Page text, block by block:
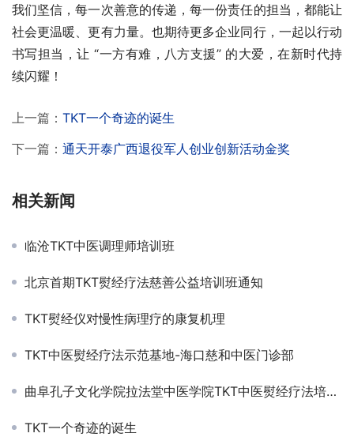
我们坚信，每一次善意的传递，每一份责任的担当，都能让
社会更温暖、更有力量。也期待更多企业同行，一起以行动
书写担当，让 “一方有难，八方支援” 的大爱，在新时代持
续闪耀！
上一篇： TKT一个奇迹的诞生
下一篇： 通天开泰广西退役军人创业创新活动金奖
相关新闻
临沧TKT中医调理师培训班
北京首期TKT熨经疗法慈善公益培训班通知
TKT熨经仪对慢性病理疗的康复机理
TKT中医熨经疗法示范基地-海口慈和中医门诊部
曲阜孔子文化学院拉法堂中医学院TKT中医熨经疗法培训班
TKT一个奇迹的诞生